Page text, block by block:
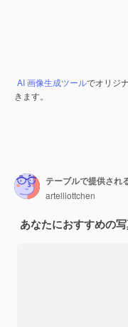
AI 画像生成ツールでオリジ
きます。
テーブルで提供され
artelliottchen
あなたにおすすめの